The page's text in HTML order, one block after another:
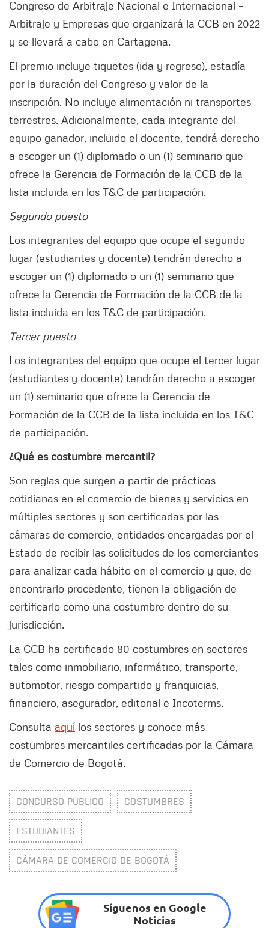
Congreso de Arbitraje Nacional e Internacional –
Arbitraje y Empresas que organizará la CCB en 2022
y se llevará a cabo en Cartagena.
El premio incluye tiquetes (ida y regreso), estadía
por la duración del Congreso y valor de la
inscripción. No incluye alimentación ni transportes
terrestres. Adicionalmente, cada integrante del
equipo ganador, incluido el docente, tendrá derecho
a escoger un (1) diplomado o un (1) seminario que
ofrece la Gerencia de Formación de la CCB de la
lista incluida en los T&C de participación.
Segundo puesto
Los integrantes del equipo que ocupe el segundo
lugar (estudiantes y docente) tendrán derecho a
escoger un (1) diplomado o un (1) seminario que
ofrece la Gerencia de Formación de la CCB de la
lista incluida en los T&C de participación.
Tercer puesto
Los integrantes del equipo que ocupe el tercer lugar
(estudiantes y docente) tendrán derecho a escoger
un (1) seminario que ofrece la Gerencia de
Formación de la CCB de la lista incluida en los T&C
de participación.
¿Qué es costumbre mercantil?
Son reglas que surgen a partir de prácticas
cotidianas en el comercio de bienes y servicios en
múltiples sectores y son certificadas por las
cámaras de comercio, entidades encargadas por el
Estado de recibir las solicitudes de los comerciantes
para analizar cada hábito en el comercio y que, de
encontrarlo procedente, tienen la obligación de
certificarlo como una costumbre dentro de su
jurisdicción.
La CCB ha certificado 80 costumbres en sectores
tales como inmobiliario, informático, transporte,
automotor, riesgo compartido y franquicias,
financiero, asegurador, editorial e Incoterms.
Consulta aquí los sectores y conoce más
costumbres mercantiles certificadas por la Cámara
de Comercio de Bogotá.
CONCURSO PÚBLICO COSTUMBRES
ESTUDIANTES
CÁMARA DE COMERCIO DE BOGOTÁ
Síguenos en Google
Noticias